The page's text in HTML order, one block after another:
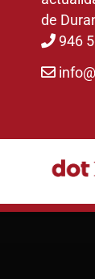
de
946